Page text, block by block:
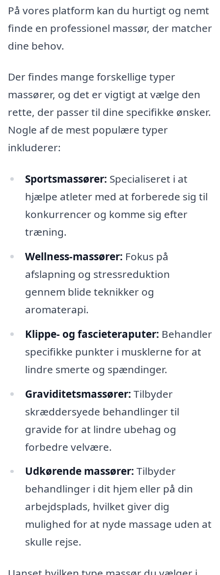
På vores platform kan du hurtigt og nemt
finde en professionel massør, der matcher
dine behov.
Der findes mange forskellige typer
massører, og det er vigtigt at vælge den
rette, der passer til dine specifikke ønsker.
Nogle af de mest populære typer
inkluderer:
Sportsmassører: Specialiseret i at
hjælpe atleter med at forberede sig til
konkurrencer og komme sig efter
træning.
Wellness-massører: Fokus på
afslapning og stressreduktion
gennem blide teknikker og
aromaterapi.
Klippe- og fascieteraputer: Behandler
specifikke punkter i musklerne for at
lindre smerte og spændinger.
Graviditetsmassører: Tilbyder
skræddersyede behandlinger til
gravide for at lindre ubehag og
forbedre velvære.
Udkørende massører: Tilbyder
behandlinger i dit hjem eller på din
arbejdsplads, hvilket giver dig
mulighed for at nyde massage uden at
skulle rejse.